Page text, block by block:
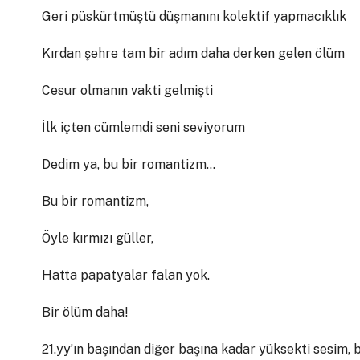
Geri püskürtmüştü düşmanını kolektif yapmacıklık
Kırdan şehre tam bir adım daha derken gelen ölüm
Cesur olmanın vakti gelmişti
İlk içten cümlemdi seni seviyorum
Dedim ya, bu bir romantizm…
Bu bir romantizm,
Öyle kırmızı güller,
Hatta papatyalar falan yok.
Bir ölüm daha!
21.yy’ın başından diğer başına kadar yüksekti sesim,